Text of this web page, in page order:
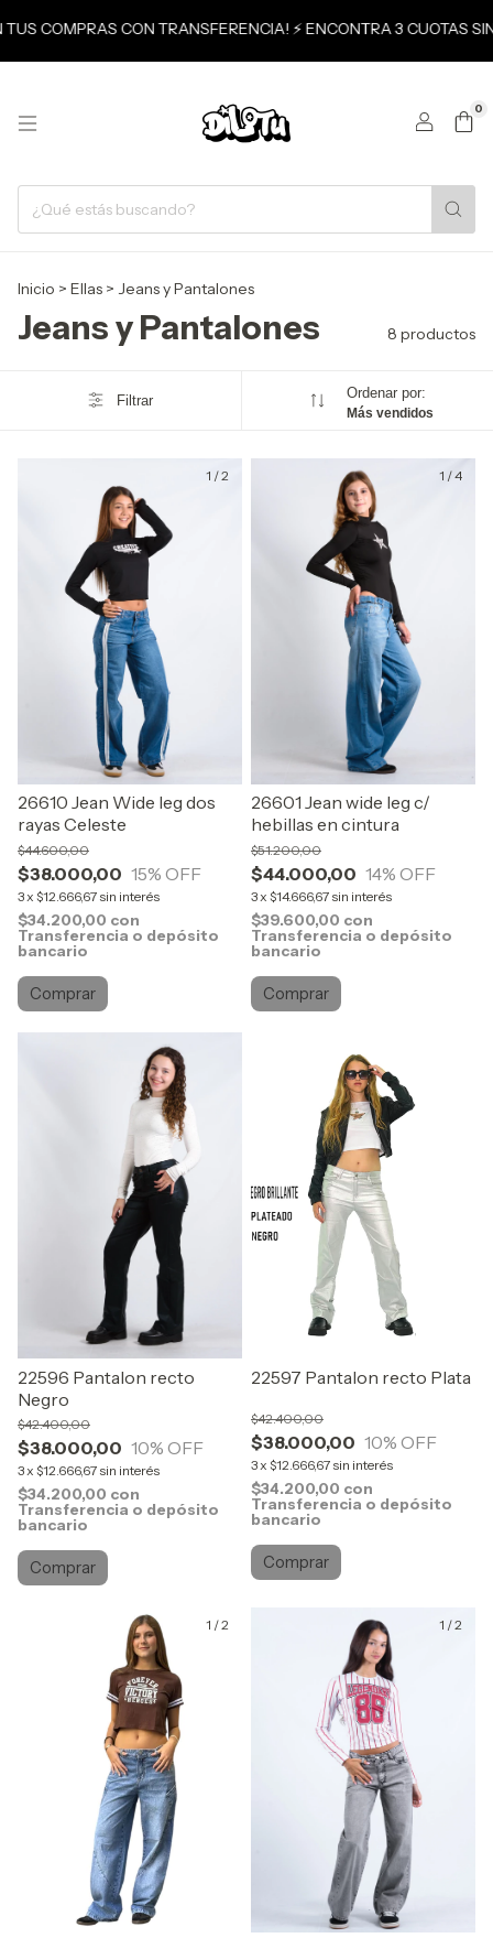
COMPRAS CON TRANSFERENCIA! ⚡ ENCONTRA 3 CUOTAS
0
Inicio > Ellas > Jeans y Pantalones
Jeans y Pantalones 8 productos
Filtrar Ordenar por:
Más vendidos
1 /2
26610 Jean Wide leg dos
rayas Celeste
$38.000,00
$44.600,00
15% OFF
3 x $12.666,67 sin interés
$34.200,00 con
Transferencia o depósito
bancario
Comprar
1 /4
26601 Jean wide leg c/
hebillas en cintura
$44.000,00
$51.200,00
14% OFF
3 x $14.666,67 sin interés
$39.600,00 con
Transferencia o depósito
bancario
Comprar
22596 Pantalon recto
Negro
$38.000,00
$42.400,00
10% OFF
3x $12.666,67 sin interés
$34.200,00 con
Transferencia o depósito
bancario
Comprar
22597 Pantalon recto Plata
$38.000,00
$42.400,00
10% OFF
3x $12.666,67 sin interés
$34.200,00 con
Transferencia o depósito
bancario
Comprar
1 /2 1 /2